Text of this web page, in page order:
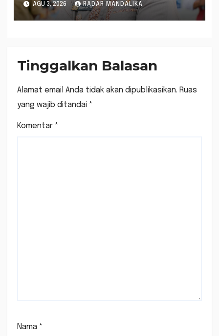
AGU 3, 2026 RADAR MANDALIKA
Tinggalkan Balasan
Alamat email Anda tidak akan dipublikasikan. Ruas
yang wajib ditandai *
Komentar *
Nama *